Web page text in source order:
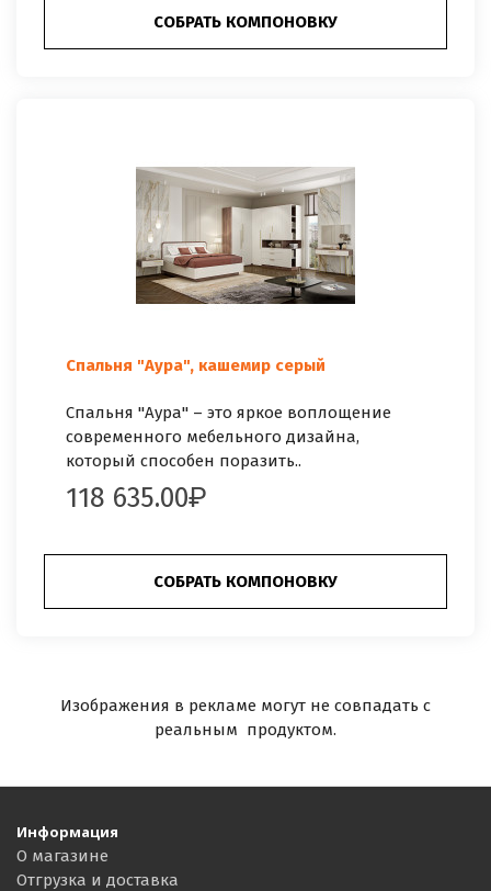
СОБРАТЬ КОМПОНОВКУ
Спальня "Аура", кашемир серый
Спальня "Аура" – это яркое воплощение
современного мебельного дизайна,
который способен поразить..
118 635.00
СОБРАТЬ КОМПОНОВКУ
Изображения в рекламе могут не совпадать с
реальным продуктом.
Информация
О магазине
Отгрузка и доставка